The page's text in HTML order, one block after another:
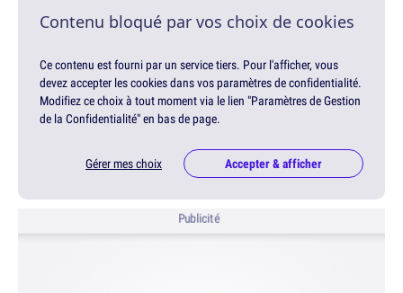
Contenu bloqué par vos choix de cookies
Ce contenu est fourni par un service tiers. Pour l'afficher, vous
devez accepter les cookies dans vos paramètres de confidentialité.
Modifiez ce choix à tout moment via le lien "Paramètres de Gestion
de la Confidentialité" en bas de page.
Gérer mes choix Accepter & afficher
Publicité